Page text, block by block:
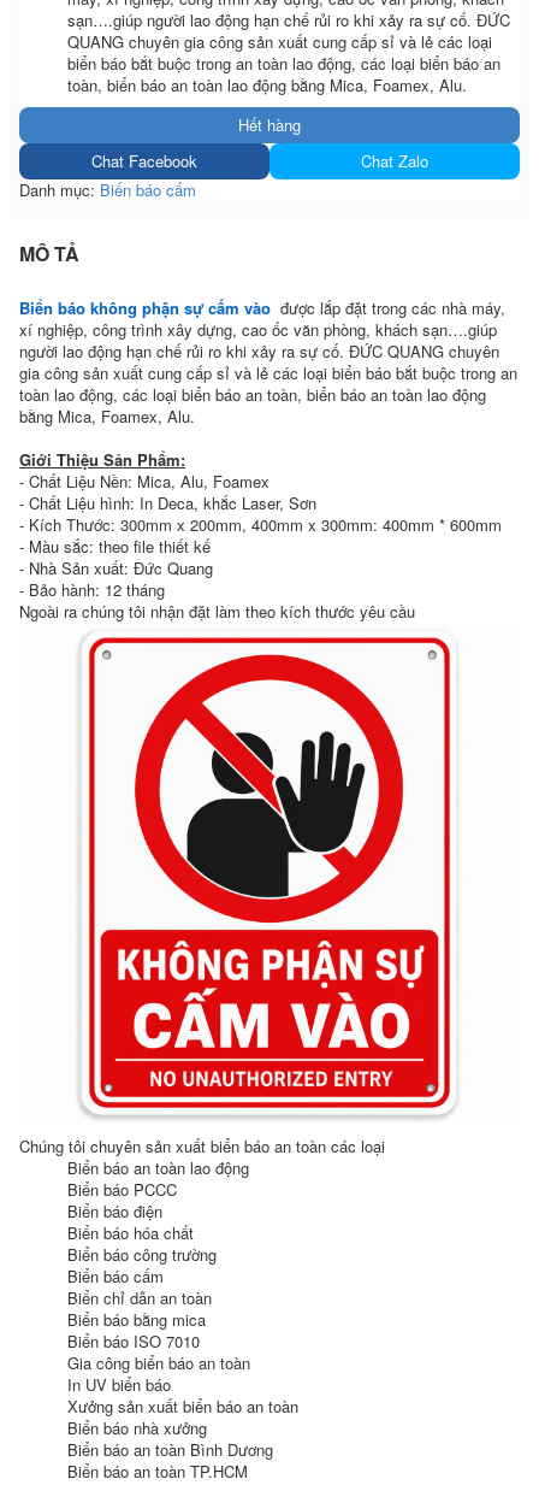
sạn….giúp người lao động hạn chế rủi ro khi xảy ra sự cố. ĐỨC
QUANG chuyên gia công sản xuất cung cấp sỉ và lẻ các loại
biển báo bắt buộc trong an toàn lao động, các loại biển báo an
toàn, biển báo an toàn lao động bằng Mica, Foamex, Alu.
Hết hàng
Chat Facebook
Chat Zalo
Danh mục: Biến báo cấm
MÔ TẢ
Biển báo không phận sự cấm vào được lắp đặt trong các nhà máy,
xí nghiệp, công trình xây dựng, cao ốc văn phòng, khách sạn….giúp
người lao động hạn chế rủi ro khi xảy ra sự cố. ĐỨC QUANG chuyên
gia công sản xuất cung cấp sỉ và lẻ các loại biển báo bắt buộc trong an
toàn lao động, các loại biển báo an toàn, biển báo an toàn lao động
bằng Mica, Foamex, Alu.
Giới Thiệu Sản Phẩm:
- Chất Liệu Nền: Mica, Alu, Foamex
- Chất Liệu hình: In Deca, khắc Laser, Sơn
- Kích Thước: 300mm x 200mm, 400mm x 300mm: 400mm * 600mm
- Màu sắc: theo file thiết kế
- Nhà Sản xuất: Đức Quang
- Bảo hành: 12 tháng
Ngoài ra chúng tôi nhận đặt làm theo kích thước yêu cầu
Chúng tôi chuyên sản xuất biển báo an toàn các loại
Biển báo an toàn lao động
Biển báo PCCC
Biển báo điện
Biển báo hóa chất
Biển báo công trường
Biển báo cấm
Biển chỉ dẫn an toàn
Biển báo bằng mica
Biển báo ISO 7010
Gia công biển báo an toàn
In UV biển báo
Xưởng sản xuất biển báo an toàn
Biển báo nhà xưởng
Biển báo an toàn Bình Dương
Biển báo an toàn TP.HCM